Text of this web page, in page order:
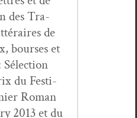
des Tra­
de
bours­es et
Sélec­tion
du Fes­ti­
Roman
2013 et du